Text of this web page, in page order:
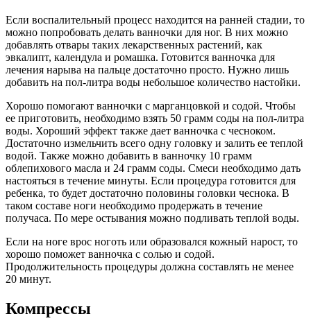
Если воспалительный процесс находится на ранней стадии, то
можно попробовать делать ванночки для ног. В них можно
добавлять отвары таких лекарственных растений, как
эвкалипт, календула и ромашка. Готовится ванночка для
лечения нарыва на пальце достаточно просто. Нужно лишь
добавить на пол-литра воды небольшое количество настойки.
Хорошо помогают ванночки с марганцовкой и содой. Чтобы
ее приготовить, необходимо взять 50 грамм соды на пол-литра
воды. Хороший эффект также дает ванночка с чесноком.
Достаточно измельчить всего одну головку и залить ее теплой
водой. Также можно добавить в ванночку 10 грамм
облепихового масла и 24 грамм соды. Смеси необходимо дать
настояться в течение минуты. Если процедура готовится для
ребенка, то будет достаточно половины головки чеснока. В
таком составе ноги необходимо продержать в течение
получаса. По мере остывания можно подливать теплой воды.
Если на ноге врос ноготь или образовался кожный нарост, то
хорошо поможет ванночка с солью и содой.
Продолжительность процедуры должна составлять не менее
20 минут.
Компрессы